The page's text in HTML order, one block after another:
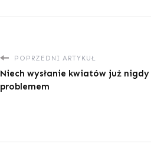
POPRZEDNI ARTYKUŁ
Niech wysłanie kwiatów już
problemem